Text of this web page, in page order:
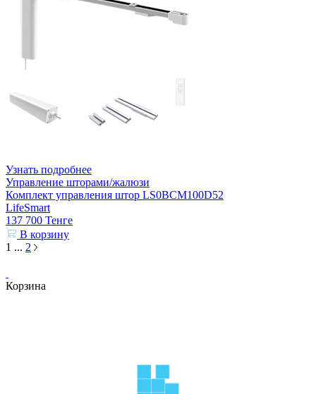
Узнать подробнее
Управление шторами/жалюзи
Комплект управления штор LS0BCM100D52
LifeSmart
137 700 Тенге
В корзину
1 ... 2
Корзина